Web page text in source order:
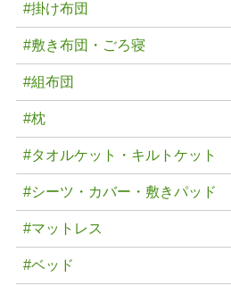
#掛け布団
#敷き布団・ごろ寝
#組布団
#枕
#タオルケット・キルトケット
#シーツ・カバー・敷きパッド
#マットレス
#ベッド